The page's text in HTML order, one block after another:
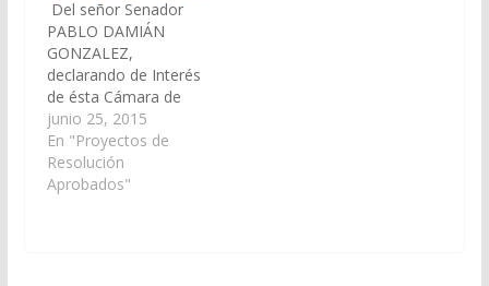
Organizadas por la
Facultad de Ciencias
Jurídicas UCASAL,
Universidad…
Del señor Senador
PABLO DAMIÁN
GONZALEZ,
declarando de Interés
de ésta Cámara de
Senadores de la
Provincia, la
"DIPLOMATURA EN
DERECHO PRIVADO" A
junio 25, 2015
En "Proyectos de
Resolución
Aprobados"